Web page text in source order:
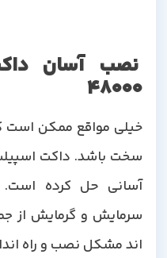
نصب آسان
48000
خیلی مواقع ممکن است
آسانی حل کرده است.
سرمایش و گرمایش از جمله
اند مشکل نصب و راه اندازی